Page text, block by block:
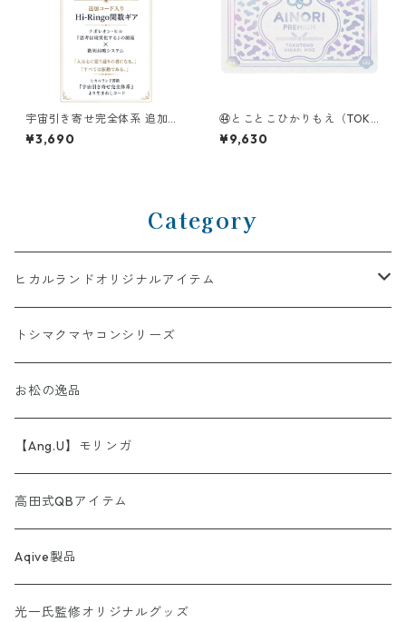
宇宙引き寄せ完全体系 追加コ
ード入り Hi-Ringo関数ギア
¥3,690
㊹とことこひかりもえ（TOKO
TOKO HIKARIMOE）
¥9,630
Category
ヒカルランドオリジナルアイテム
AINORI（愛意乗り）シリーズ
【第1弾】AINORI（愛意乗り）カード
【第2弾】AINORI（愛意乗り）カード（ほか）
ストール
波動シール＆カード
非常食セット
スピーカー
トシマクマヤコンシリーズ
お松の逸品
【Ang.U】モリンガ
高田式QBアイテム
Aqive製品
光一氏監修オリジナルグッズ